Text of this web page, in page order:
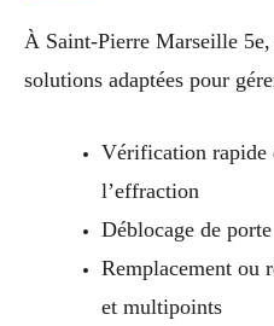
À Saint-Pierre Marseille 5e,
solutions adaptées pour
Vérification rapide
l’effraction
Déblocage de
Remplacement ou
et multipoints